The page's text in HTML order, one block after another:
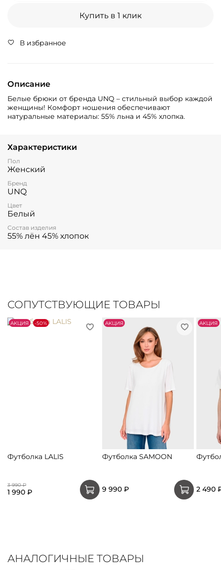
Купить в 1 клик
В избранное
Описание
Белые брюки от бренда UNQ – стильный выбор каждой
женщины! Комфорт ношения обеспечивают
натуральные материалы: 55% льна и 45% хлопка.
Характеристики
Пол
Женский
Бренд
UNQ
Цвет
Белый
Состав изделия
55% лён 45% хлопок
СОПУТСТВУЮЩИЕ ТОВАРЫ
АKЦИЯ -50%
Футболка LALIS
3 990 ₽
1 990 ₽
АKЦИЯ
Футболка SAMOON
9 990 ₽
АKЦИЯ
2 490
АНАЛОГИЧНЫЕ ТОВАРЫ